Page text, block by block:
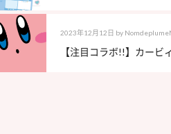
2023年12月12日 by
【注目コラボ!!】カービ